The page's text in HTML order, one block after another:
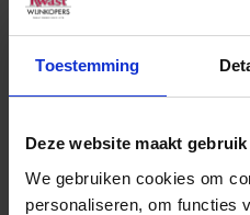
Toestemming
Deze website maakt
We gebruiken cookies om
personaliseren, om functies
Een trotse Hans